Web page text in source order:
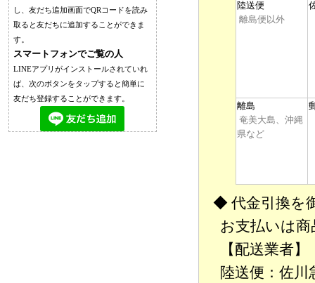
し、友だち追加画面でQRコードを読み
取ると友だちに追加することができま
す。
スマートフォンでご覧の人
LINEアプリがインストールされていれ
ば、次のボタンをタップすると簡単に
友だち登録することができます。
陸送便
離島便以外
離島
奄美大島、沖縄
県など
◆ 代金引換を
お支払いは
【配送業者】
陸送便：佐川